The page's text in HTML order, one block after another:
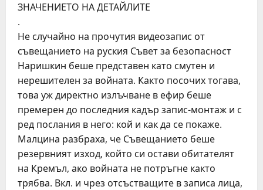
ЗНАЧЕНИЕТО НА ДЕТАЙЛИТЕ
.
Не случайно на прочутия видеозапис от
съвещанието на руския Съвет за безопасност
Наришкин беше представен като смутен и
нерешителен за войната. Както посочих тогава,
това уж директно излъчване в ефир беше
премерен до последния кадър запис-монтаж и с
ред послания в него: кой и как да се покаже.
Малцина разбраха, че Съвещанието беше
резервният изход, който си остави обитателят
на Кремъл, ако войната не потръгне както
трябва. Вкл. и чрез отсъстващите в записа лица,